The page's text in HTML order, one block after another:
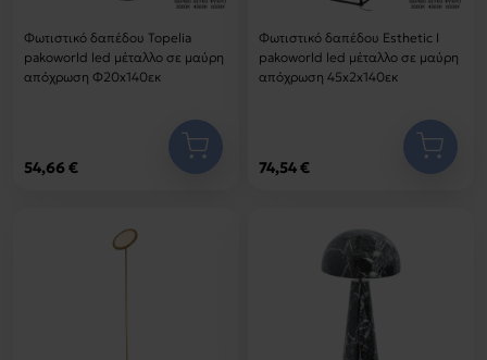
Φωτιστικό δαπέδου Topelia
pakoworld led μέταλλο σε μαύρη
απόχρωση Φ20x140εκ
54,66 €
Φωτιστικό δαπέδου Esthetic I
pakoworld led μέταλλο σε μαύρη
απόχρωση 45x2x140εκ
74,54 €